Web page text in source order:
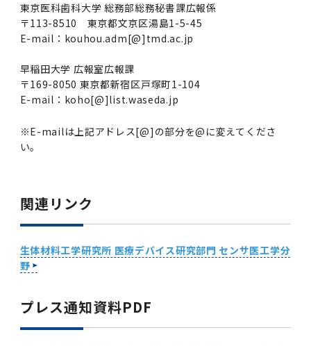
東京医科歯科大学 総務部総務秘書課広報係
〒113-8510 東京都文京区湯島1-5-45
E-mail：kouhou.adm[@]tmd.ac.jp
早稲田大学 広報室広報課
〒169-8050 東京都新宿区戸塚町1-104
E-mail：koho[@]list.waseda.jp
※E-mailは上記アドレス[@]の部分を@に変えてくださ
い。
関連リンク
生体材料工学研究所 医療デバイス研究部門 センサ医工学分
野
プレス通知資料PDF